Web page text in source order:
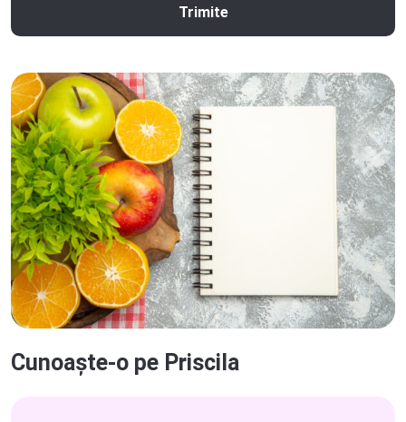
Cunoaște-o pe Priscila